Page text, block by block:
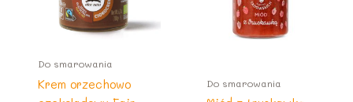
Do smarowania
Krem orzechowo
Do smarowania